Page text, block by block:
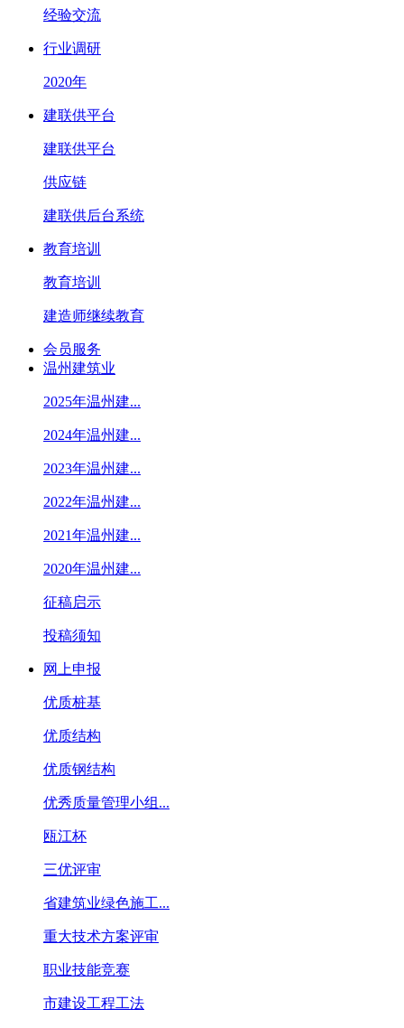
经验交流
行业调研
2020年
建联供平台
建联供平台
供应链
建联供后台系统
教育培训
教育培训
建造师继续教育
会员服务
温州建筑业
2025年温州建...
2024年温州建...
2023年温州建...
2022年温州建...
2021年温州建...
2020年温州建...
征稿启示
投稿须知
网上申报
优质桩基
优质结构
优质钢结构
优秀质量管理小组...
瓯江杯
三优评审
省建筑业绿色施工...
重大技术方案评审
职业技能竞赛
市建设工程工法